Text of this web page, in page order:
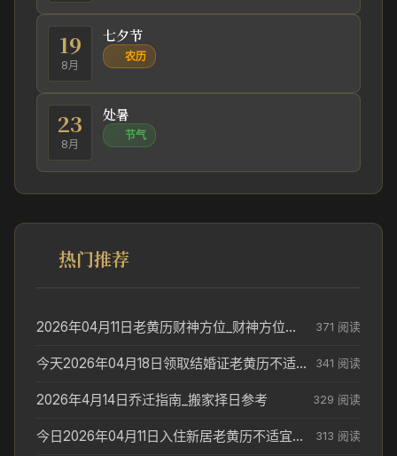
19
8月
七夕节
农历
23
8月
处暑
节气
热门推荐
2026年04月11日老黄历财神方位_财神方位与供奉讲究 371 阅读
今天2026年04月18日领取结婚证老黄历不适合吗_领证日期参考 341 阅读
2026年4月14日乔迁指南_搬家择日参考 329 阅读
今日2026年04月11日入住新居老黄历不适宜吗_搬家择日参考 313 阅读